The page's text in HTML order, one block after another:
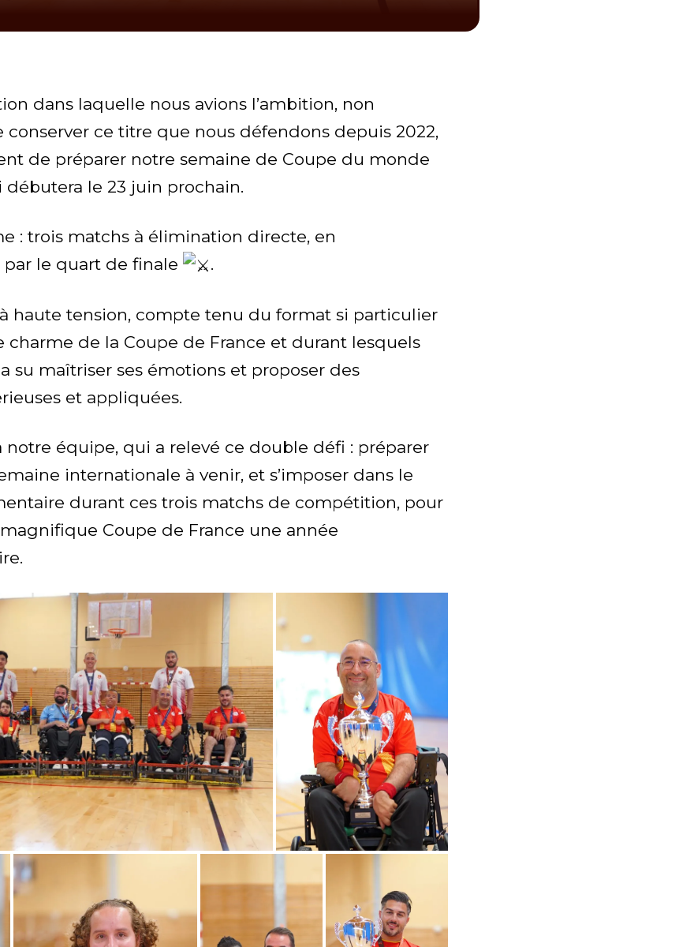
dans laquelle nous avions l’ambition, non
ce titre que nous défendons depuis 2022,
de préparer notre semaine de Coupe du monde
débutera le 23 juin prochain.
: trois matchs à élimination directe, en
le quart de finale
.
haute tension, compte tenu du format si particulier
charme de la Coupe de France et durant lesquels
su maîtriser ses émotions et proposer des
et appliquées.
notre équipe, qui a relevé ce double défi : préparer
internationale à venir, et s’imposer dans le
durant ces trois matchs de compétition, pour
Coupe de France une année